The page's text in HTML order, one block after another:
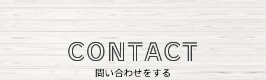
CONTACT
問い合わせをする